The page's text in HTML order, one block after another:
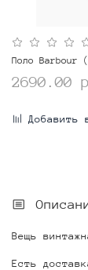
Поло Barbour
2690.00
Добавить
Вещь
Есть